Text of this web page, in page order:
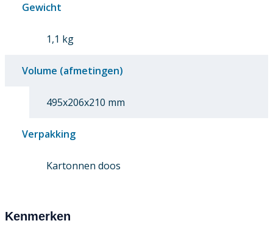
Gewicht
1,1 kg
Volume (afmetingen)
495x206x210 mm
Verpakking
Kartonnen doos
Kenmerken